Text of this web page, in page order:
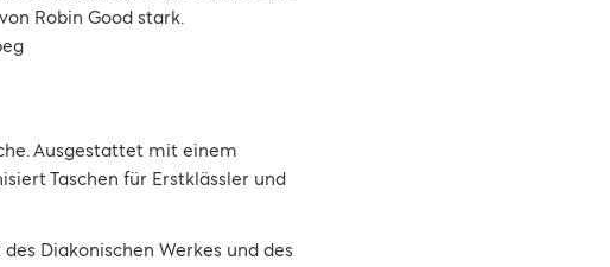
Robin Good stark.
Ausgestattet mit einem
Taschen für Erstklässler und
Diakonischen Werkes und des